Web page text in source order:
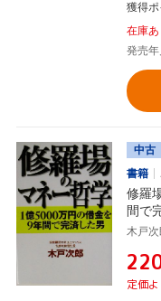
獲得
在庫あ
発売
中古
書籍
修羅
間で
木戸次
定価